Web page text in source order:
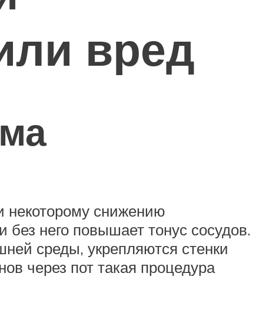
вред
некоторому снижению
него повышает тонус сосудов.
среды, укрепляются стенки
через пот такая процедура